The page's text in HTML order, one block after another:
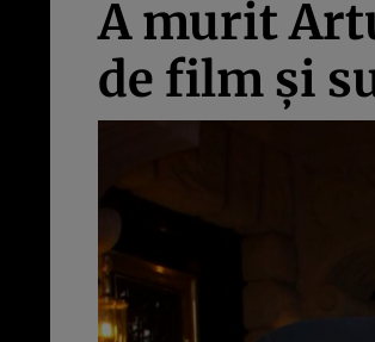
A murit
de film şi